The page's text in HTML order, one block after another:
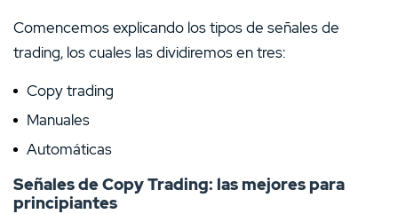
Comencemos explicando los tipos de señales de
trading, los cuales las dividiremos en tres:
Copy trading
Manuales
Automáticas
Señales de Copy Trading: las mejores para
principiantes